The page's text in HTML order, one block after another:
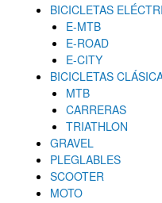
BICICLETAS
E-MTB
E-ROAD
E-CITY
BICICLETAS
MTB
CARRERAS
TRIATHLON
GRAVEL
PLEGLABLES
SCOOTER
MOTO